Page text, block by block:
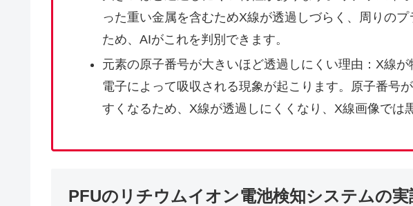
った重い金属を含むためX線が透過しづらく、周りの
ため、AIがこれを判別できます。
元素の原子番号が大きいほど透過しにくい理由：X線
電子によって吸収される現象が起こります。原子番号
すくなるため、X線が透過しにくくなり、X線画像では
PFUのリチウムイオン電池検知システムの実